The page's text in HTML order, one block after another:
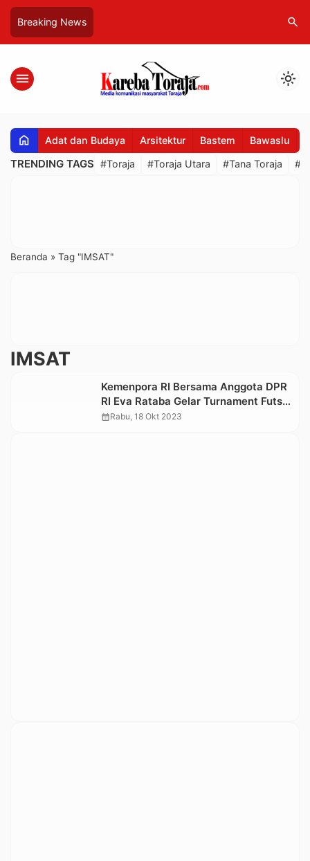
Breaking News search
menu light_mode
home Adat dan Budaya Arsitektur Bastem Bawaslu
TRENDING TAGS #Toraja #Toraja Utara #Tana Toraja
Beranda » Tag "IMSAT"
IMSAT
Kemenpora RI Bersama Anggota DPR
RI Eva Rataba Gelar Turnament Futsal
di Toraja Utara
calendar_monthRabu, 18 Okt 2023